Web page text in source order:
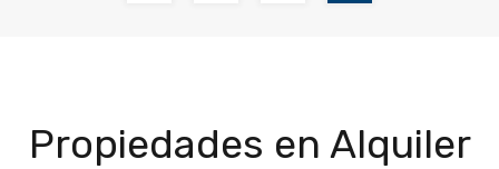
Propiedades en Alquiler